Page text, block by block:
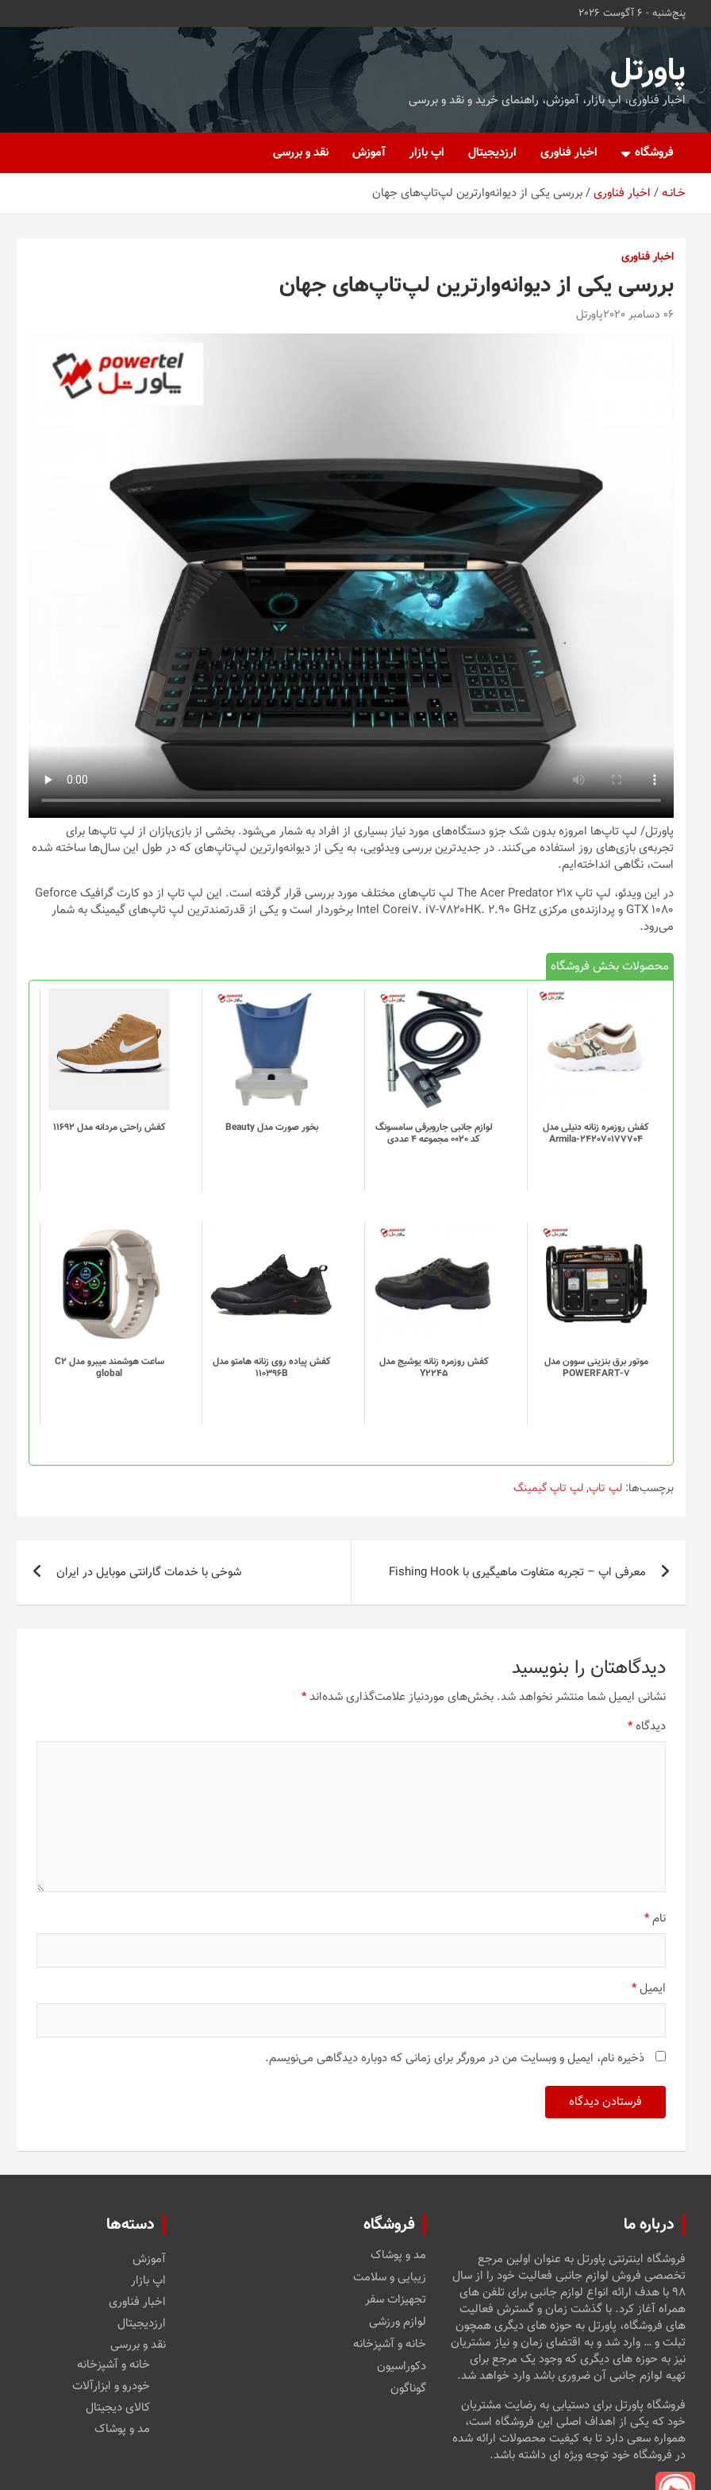
پنج‌شنبه - 6 آگوست 2026
پاورتل
اخبار فناوری، اپ بازار، آموزش، راهنمای خرید و نقد و بررسی
فروشگاه اخبار فناوری ارزدیجیتال اپ بازار آموزش نقد و بررسی
خـانـه اخبار فناوری بررسی یکی از دیوانه‌وارترین لپ‌‌تاپ‌های‌ جهان
اخبار فناوری
بررسی یکی از دیوانه‌وارترین لپ‌‌تاپ‌های‌ جهان
06 دسامبر 2020 پاورتل
پاورتل/ لپ تاپ‌ها امروزه بدون شک جزو دستگاه‌های مورد نیاز بسیاری از افراد به شمار می‌شود. بخشی از بازی‌بازان از لپ تاپ‌ها برای
تجربه‌ی بازی‌های روز استفاده می‌کنند. در جدیدترین بررسی ویدئویی، به یکی از دیوانه‌وارترین لپ‌تاپ‌های که در طول این سال‌ها ساخته شده‌
است، نگاهی انداخته‌ایم.
در این ویدئو، لپ تاپ‌ The Acer Predator 21x لپ‌ تاپ‌های مختلف مورد بررسی قرار گرفته‌ است. این لپ تاپ از دو کارت گرافیک Geforce
GTX 1080 و پردازنده‌ی مرکزی Intel Corei7. i7-7820HK. 2.90 GHz برخوردار است و یکی از قدرتمندترین لپ تاپ‌های گیمینگ به شمار
می‌رود.
محصولات بخش فروشگاه
کفش روزمره زنانه دنیلی مدل
Armila-242070177704
لوازم جانبی جاروبرقی سامسونگ
کد 0020 مجموعه 4 عددی
بخور صورت مدل Beauty کفش راحتی مردانه مدل 11692
محصول
دارای
انواع
مختلفی
گزینه
محصول
انتخاب
شوند
موتور برق بنزینی سوون مدل
POWERFART-7
کفش روزمره زنانه یوشیج مدل
Y2245
کفش پیاده روی زنانه هامتو مدل
110396B
محصول
دارای
انواع
مختلفی
گزینه
ها
محصول
ساعت هوشمند میبرو مدل C2
global
این
محصول
دارای
انواع
مختلفی
می
گزینه
ها
محصول
برچسب‌ها: لپ تاپ,لپ تاپ گیمینگ
راهبری
نوشتهمعرفی اپ – تجربه متفاوت ماهیگیری با Fishing Hook شوخی با خدمات گارانتی موبایل در ایران
دیدگاهتان را بنویسید
نشانی ایمیل شما منتشر نخواهد شد. بخش‌های موردنیاز علامت‌گذاری شده‌اند*
دیدگاه*
نام*
ایمیل*
ذخیره نام، ایمیل و وبسایت من در مرورگر برای زمانی که دوباره دیدگاهی می‌نویسم.
درباره ما
فروشگاه اینترنتی پاورتل به عنوان اولین مرجع
تخصصی فروش لوازم جانبی فعالیت خود را از سال
۹۸ با هدف ارائه انواع لوازم جانبی برای تلفن های
همراه آغاز کرد. با گذشت زمان و گسترش فعالیت
های فروشگاه، پاورتل به حوزه های دیگری همچون
تبلت و … وارد شد و به اقتضای زمان و نیاز مشتریان
نیز به حوزه های دیگری که وجود یک مرجع برای
تهیه لوازم جانبی آن ضروری باشد وارد خواهد شد.
فروشگاه پاورتل برای دستیابی به رضایت مشتریان
خود که یکی از اهداف اصلی این فروشگاه است،
همواره سعی دارد تا به کیفیت محصولات ارائه شده
در فروشگاه خود توجه ویژه ای داشته باشد.
فروشگاه
مد و پوشاک
زیبایی و سلامت
تجهیزات سفر
لوازم ورزشی
خانه و آشپزخانه
دکوراسیون
گوناگون
دسته‌ها
آموزش
اپ بازار
اخبار فناوری
ارزدیجیتال
نقد و بررسی
خانه و آشپزخانه
خودرو و ابزارآلات
کالای دیجیتال
مد و پوشاک